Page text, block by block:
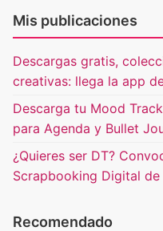
Mis publicaciones
Descargas gratis,
creativas: llega la app
Descarga tu Mood
para Agenda y Bullet
¿Quieres ser DT?
Scrapbooking Digital
Recomendado